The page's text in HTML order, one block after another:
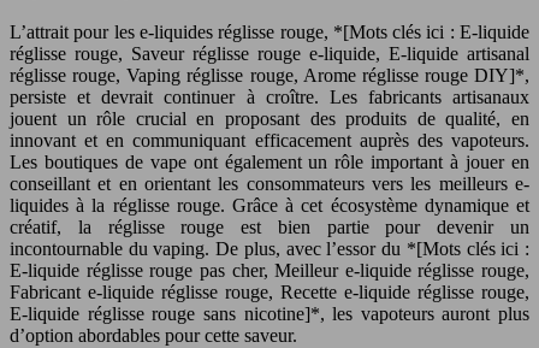
L’attrait pour les e-liquides réglisse rouge, *[Mots clés ici : E-liquide
réglisse rouge, Saveur réglisse rouge e-liquide, E-liquide artisanal
réglisse rouge, Vaping réglisse rouge, Arome réglisse rouge DIY]*,
persiste et devrait continuer à croître. Les fabricants artisanaux
jouent un rôle crucial en proposant des produits de qualité, en
innovant et en communiquant efficacement auprès des vapoteurs.
Les boutiques de vape ont également un rôle important à jouer en
conseillant et en orientant les consommateurs vers les meilleurs e-
liquides à la réglisse rouge. Grâce à cet écosystème dynamique et
créatif, la réglisse rouge est bien partie pour devenir un
incontournable du vaping. De plus, avec l’essor du *[Mots clés ici :
E-liquide réglisse rouge pas cher, Meilleur e-liquide réglisse rouge,
Fabricant e-liquide réglisse rouge, Recette e-liquide réglisse rouge,
E-liquide réglisse rouge sans nicotine]*, les vapoteurs auront plus
d’option abordables pour cette saveur.